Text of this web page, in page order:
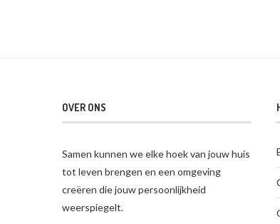
OVER ONS
Samen kunnen we elke hoek van jouw huis
tot leven brengen en een omgeving
creëren die jouw persoonlijkheid
weerspiegelt.